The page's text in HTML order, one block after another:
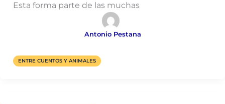
Esta forma parte de las muchas
Antonio Pestana
ENTRE CUENTOS Y ANIMALES